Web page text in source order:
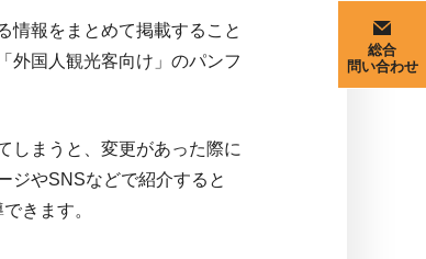
総合
問い合わせ
情報をまとめて掲載すること
外国人観光客向け」のパンフ
しまうと、変更があった際に
ジやSNSなどで紹介すると
きます。